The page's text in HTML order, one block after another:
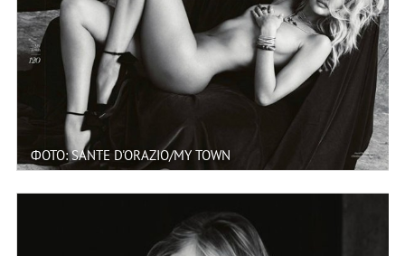
ФОТО: SANTE D'ORAZIO/MY TOWN